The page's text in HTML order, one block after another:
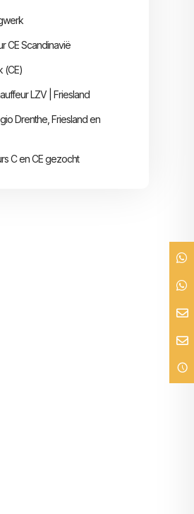
CE Scandinavië
(CE)
LZV | Friesland
Drenthe, Friesland en
C en CE gezocht